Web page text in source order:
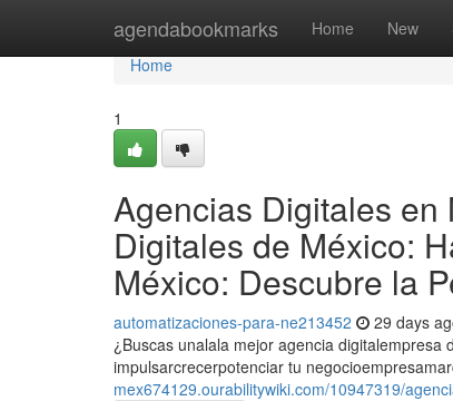
agendabookmarks Home New
Home
Home
1
Agencias Digitales
Digitales de México:
México: Descubre la
automatizaciones-para-ne213452 29 days
¿Buscas unalala mejor agencia
impulsarcrecerpotenciar tu
mex674129.ourabilitywiki.com/10947319/